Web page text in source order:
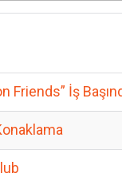
Friends” İş